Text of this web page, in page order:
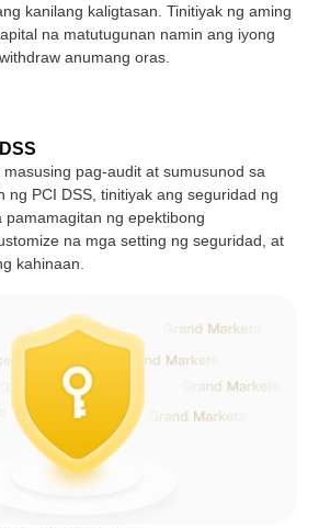
kanilang kaligtasan. Tinitiyak ng aming
na matutugunan namin ang iyong
anumang oras.
pag-audit at sumusunod sa
ng PCI DSS, tinitiyak ang seguridad ng
ng epektibong
na mga setting ng seguridad, at
kahinaan.